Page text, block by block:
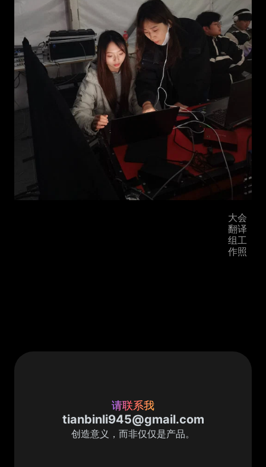
大会
翻译
组工
作照
请联系我
tianbinli945@gmail.com
创造意义，而非仅仅是产品。